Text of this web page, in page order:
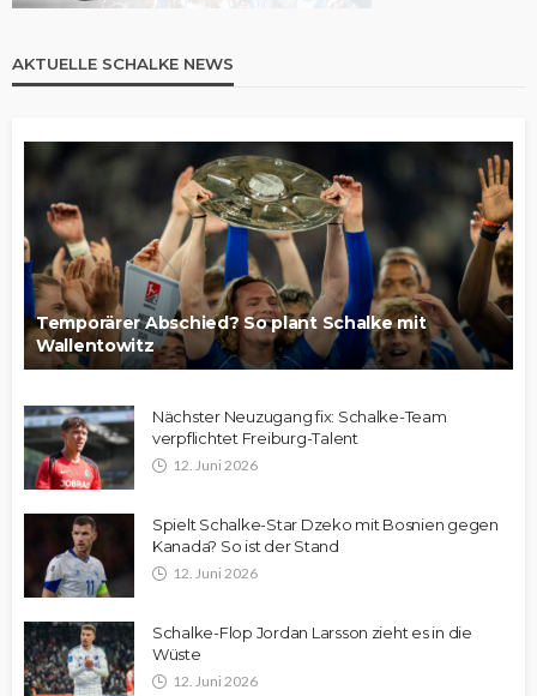
AKTUELLE SCHALKE NEWS
Temporärer Abschied? So plant Schalke mit
Wallentowitz
Nächster Neuzugang fix: Schalke-Team
verpflichtet Freiburg-Talent
12. Juni 2026
Spielt Schalke-Star Dzeko mit Bosnien gegen
Kanada? So ist der Stand
12. Juni 2026
Schalke-Flop Jordan Larsson zieht es in die
Wüste
12. Juni 2026